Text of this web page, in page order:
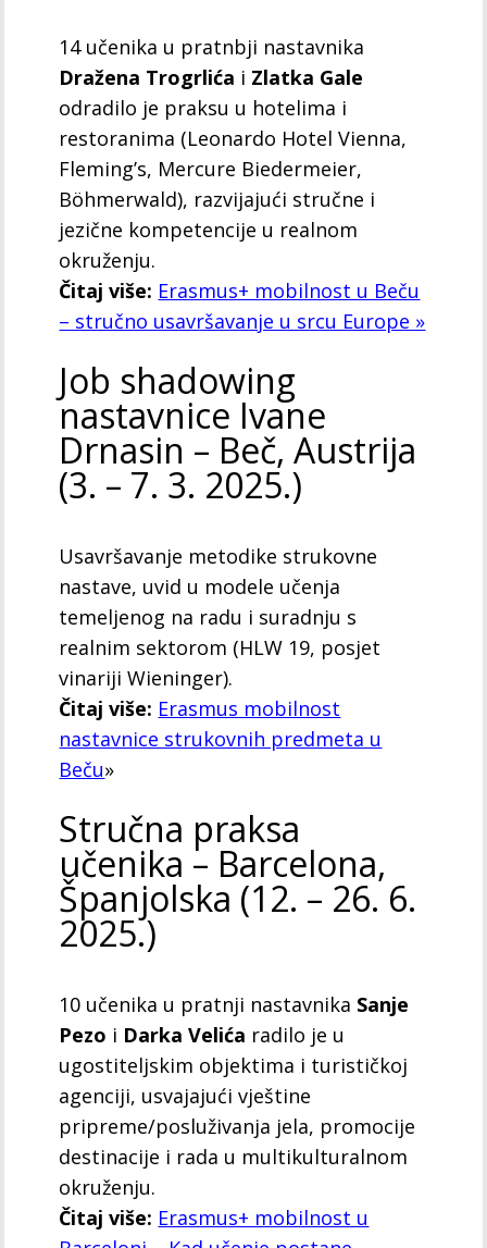
14 učenika u pratnbji nastavnika
Dražena Trogrlića i Zlatka Gale
odradilo je praksu u hotelima i
restoranima (Leonardo Hotel Vienna,
Fleming’s, Mercure Biedermeier,
Böhmerwald), razvijajući stručne i
jezične kompetencije u realnom
okruženju.
Čitaj više: Erasmus+ mobilnost u Beču
– stručno usavršavanje u srcu Europe »
Job shadowing
nastavnice Ivane
Drnasin – Beč, Austrija
(3. – 7. 3. 2025.)
Usavršavanje metodike strukovne
nastave, uvid u modele učenja
temeljenog na radu i suradnju s
realnim sektorom (HLW 19, posjet
vinariji Wieninger).
Čitaj više: Erasmus mobilnost
nastavnice strukovnih predmeta u
Beču»
Stručna praksa
učenika – Barcelona,
Španjolska (12. – 26. 6.
2025.)
10 učenika u pratnji nastavnika Sanje
Pezo i Darka Velića radilo je u
ugostiteljskim objektima i turističkoj
agenciji, usvajajući vještine
pripreme/posluživanja jela, promocije
destinacije i rada u multikulturalnom
okruženju.
Čitaj više: Erasmus+ mobilnost u